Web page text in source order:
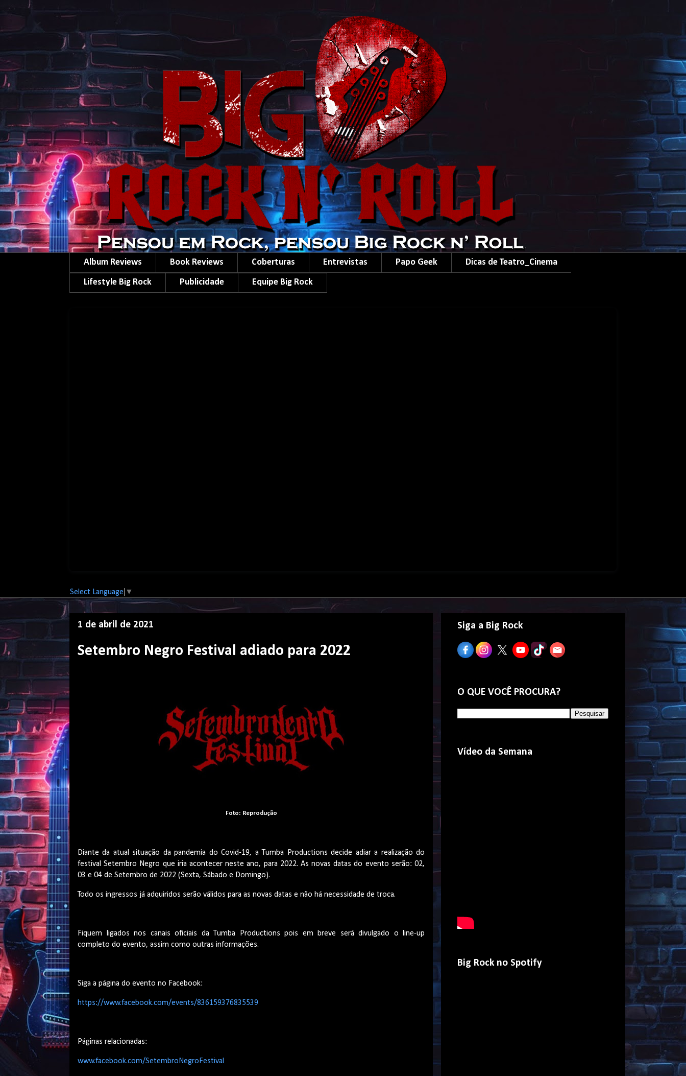
Album Reviews Book Reviews Coberturas Entrevistas Papo Geek Dicas de Teatro_Cinema
Lifestyle Big Rock Publicidade Equipe Big Rock
Select Language ▼
1 de abril de 2021
Setembro Negro Festival adiado para 2022
Foto: Reprodução
Diante da atual situação da pandemia do Covid-19, a Tumba Productions decide adiar a realização do
festival Setembro Negro que iria acontecer neste ano, para 2022. As novas datas do evento serão: 02,
03 e 04 de Setembro de 2022 (Sexta, Sábado e Domingo).
Todo os ingressos já adquiridos serão válidos para as novas datas e não há necessidade de troca.
Fiquem ligados nos canais oficiais da Tumba Productions pois em breve será divulgado o line-up
completo do evento, assim como outras informações.
Siga a página do evento no Facebook:
https://www.facebook.com/events/836159376835539
Páginas relacionadas:
www.facebook.com/SetembroNegroFestival
Siga a Big Rock
O QUE VOCÊ PROCURA?
Vídeo da Semana
Big Rock no Spotify